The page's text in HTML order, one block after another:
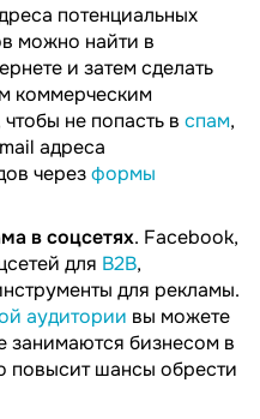
потенциальных
можно найти в
и затем сделать
коммерческим
не попасть в спам,
адреса
черезформы
в соцсетях. Facebook,
для B2B,
для рекламы.
аудитории вы можете
занимаются бизнесом в
повысит шансы обрести